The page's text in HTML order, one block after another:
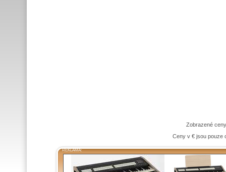
Zobrazené
Ceny v € jsou pouze
REKLAMA: